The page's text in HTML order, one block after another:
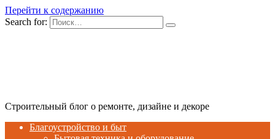
Перейти к содержанию
Search for:
Строительный блог о ремонте, дизайне и декоре
Благоустройство и быт